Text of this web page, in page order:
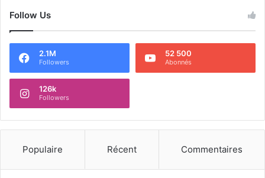
Follow Us
2.1M
Followers
52 500
Abonnés
126k
Followers
Populaire Récent Commentaires